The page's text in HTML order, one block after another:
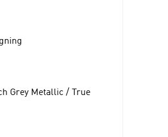
Grey Metallic / True